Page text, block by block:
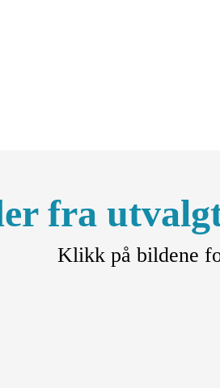
fra
Klikk på bildene